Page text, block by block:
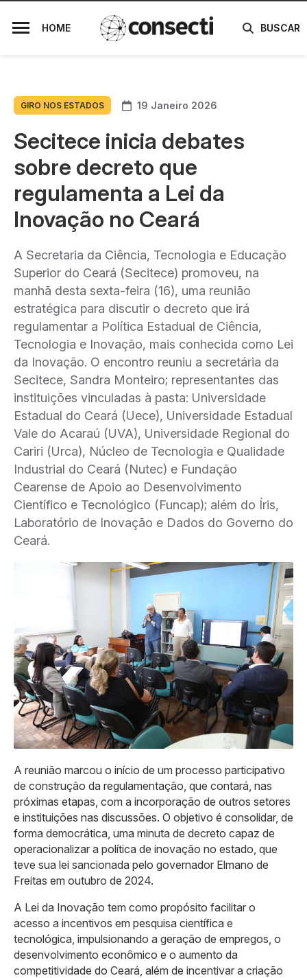
HOME BUSCAR
GIRO NOS ESTADOS 19 Janeiro 2026
Secitece inicia debates
sobre decreto que
regulamenta a Lei da
Inovação no Ceará
A Secretaria da Ciência, Tecnologia e Educação
Superior do Ceará (Secitece) promoveu, na
manhã desta sexta-feira (16), uma reunião
estratégica para discutir o decreto que irá
regulamentar a Política Estadual de Ciência,
Tecnologia e Inovação, mais conhecida como Lei
da Inovação. O encontro reuniu a secretária da
Secitece, Sandra Monteiro; representantes das
instituições vinculadas à pasta: Universidade
Estadual do Ceará (Uece), Universidade Estadual
Vale do Acaraú (UVA), Universidade Regional do
Cariri (Urca), Núcleo de Tecnologia e Qualidade
Industrial do Ceará (Nutec) e Fundação
Cearense de Apoio ao Desenvolvimento
Científico e Tecnológico (Funcap); além do Íris,
Laboratório de Inovação e Dados do Governo do
Ceará.
A reunião marcou o início de um processo participativo
de construção da regulamentação, que contará, nas
próximas etapas, com a incorporação de outros setores
e instituições nas discussões. O objetivo é consolidar, de
forma democrática, uma minuta de decreto capaz de
operacionalizar a política de inovação no estado, que
teve sua lei sancionada pelo governador Elmano de
Freitas em outubro de 2024.
A Lei da Inovação tem como propósito facilitar o
acesso a incentivos em pesquisa científica e
tecnológica, impulsionando a geração de empregos, o
desenvolvimento econômico e o aumento da
competitividade do Ceará, além de incentivar a criação